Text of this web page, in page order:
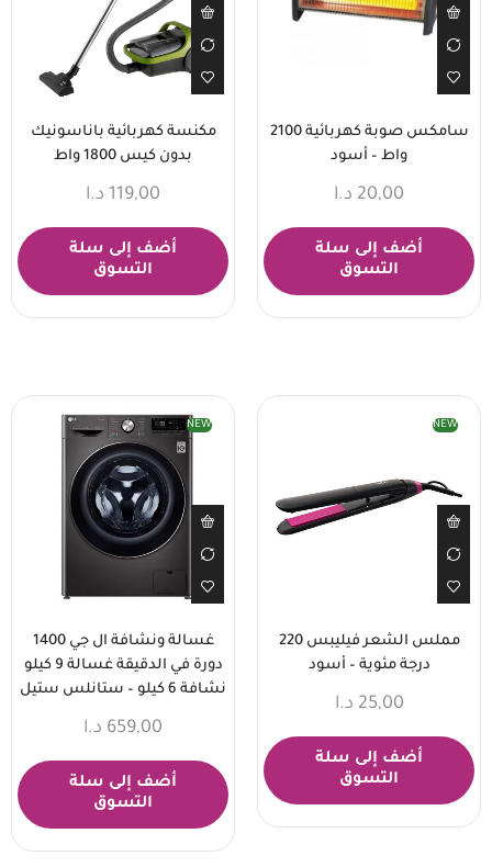
سامكس صوبة كهربائية 2100
واط – أسود
20,00 د.ا
أضف إلى سلة
التسوق
مكنسة كهربائية باناسونيك
بدون كيس 1800 واط
119,00 د.ا
أضف إلى سلة
التسوق
NEW
مملس الشعر فيليبس 220
درجة مئوية – أسود
25,00 د.ا
أضف إلى سلة
التسوق
NEW
غسالة ونشافة ال جي 1400
دورة في الدقيقة غسالة 9 كيلو
نشافة 6 كيلو – ستانلس ستيل
659,00 د.ا
أضف إلى سلة
التسوق